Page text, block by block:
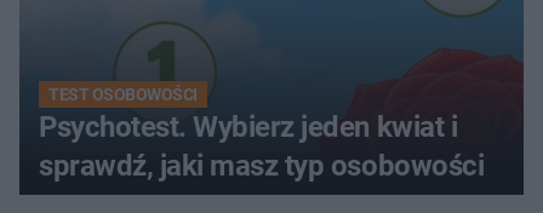
TEST OSOBOWOŚCI
Psychotest. Wybierz jeden kwiat i
sprawdź, jaki masz typ osobowości